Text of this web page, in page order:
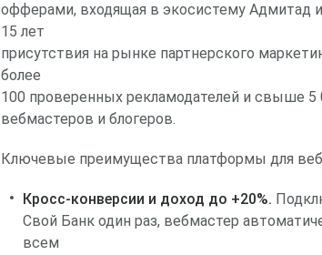
офферами, входящая в экосистему Адмитад
15 лет
присутствия на рынке партнерского
более
100 проверенных рекламодателей и свыше 5
вебмастеров и блогеров.
Ключевые преимущества платформы для
Кросс-конверсии и доход до +20%.
Свой Банк один раз, вебмастер
всем